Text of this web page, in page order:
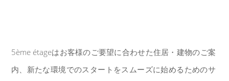
5ème étageはお客様のご要望に合わせた住居・建物のご案
内、新たな環境でのスタートをスムーズに始めるためのサ